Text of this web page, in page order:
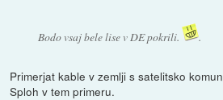
Bodo vsaj bele lise v DE pokrili. .
Primerjat kable v zemlji s satelitsko
Sploh v tem primeru.